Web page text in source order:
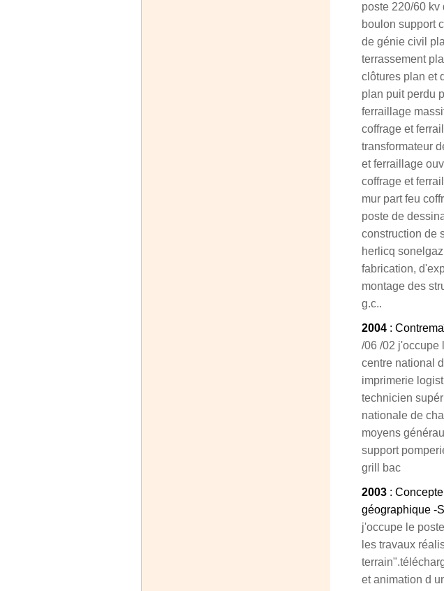
poste 220/60
boulon support
de génie civil
terrassement
clôtures plan et
plan puit perdu
ferraillage
coffrage et
transformateur
et ferraillage
coffrage et
mur part feu
poste de
construction de
herlicq
fabrication,
montage des
g.c..
2004 :
/06 /02 j'occupe
centre national
imprimerie
technicien
nationale de
moyens
support
grill bac
2003 :
géographique -
j'occupe le
les travaux
et animation d